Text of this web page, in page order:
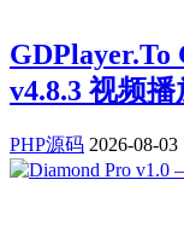
GDPlayer.To
v4.8.3 视频
PHP源码 2026-08-03